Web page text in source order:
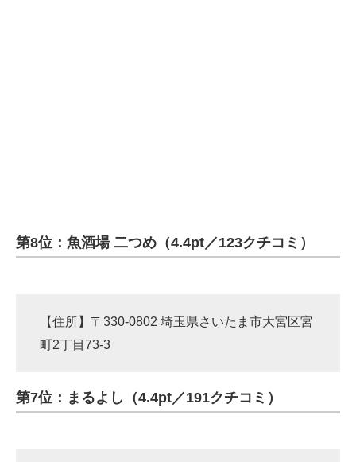
第8位：魚酒場 二つめ（4.4pt／123クチコミ）
【住所】〒330-0802 埼玉県さいたま市大宮区宮
町2丁目73-3
第7位：まるよし（4.4pt／191クチコミ）